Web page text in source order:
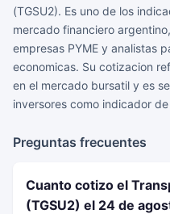
(TGSU2). Es uno de los
mercado financiero
empresas PYME y analistas
economicas. Su cotizacion
en el mercado bursatil y es
inversores como indicador
Preguntas frecuentes
Cuanto cotizo el
(TGSU2) el 24 de